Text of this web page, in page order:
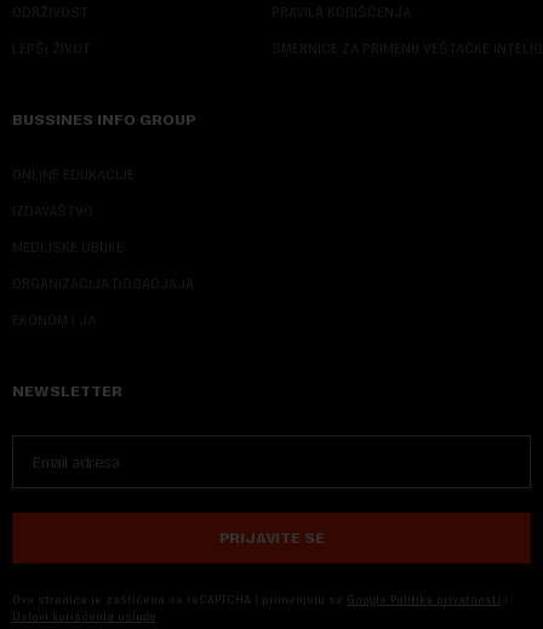
ODRŽIVOST
LEPŠI ŽIVOT
PRAVILA KORIŠĆENJA
SMERNICE ZA PRIMENU VEŠTAČKE
BUSSINES INFO GROUP
ONLINE EDUKACIJE
IZDAVAŠTVO
MEDIJSKE OBUKE
ORGANIZACIJA DOGADJAJA
EKONOM I JA
NEWSLETTER
PRIJAVITE SE
Ova stranica je zaštićena sa reCAPTCHA i primenjuju se Google Politika privatnosti i
Uslovi korišćenja usluge